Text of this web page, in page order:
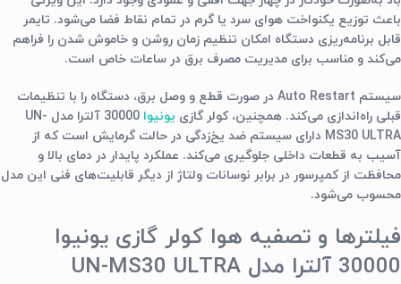
باعث توزیع یکنواخت هوای سرد یا گرم در تمام نقاط فضا می‌شود. تایمر
قابل برنامه‌ریزی دستگاه امکان تنظیم زمان روشن و خاموش شدن را فراهم
می‌کند و مناسب برای مدیریت مصرف برق در ساعات خاص است.
سیستم Auto Restart در صورت قطع و وصل برق، دستگاه را با تنظیمات
قبلی راه‌اندازی می‌کند. همچنین، کولر گازی یونیوا
30000 آلترا مدل UN-
MS30 ULTRA دارای سیستم ضد یخ‌زدگی در حالت گرمایش است که از
آسیب به قطعات داخلی جلوگیری می‌کند. عملکرد پایدار در دمای بالا و
محافظت از کمپرسور در برابر نوسانات ولتاژ از دیگر قابلیت‌های فنی این مدل
محسوب می‌شود.
فیلترها و تصفیه هوا کولر گازی یونیوا
30000 آلترا مدل UN-MS30 ULTRA